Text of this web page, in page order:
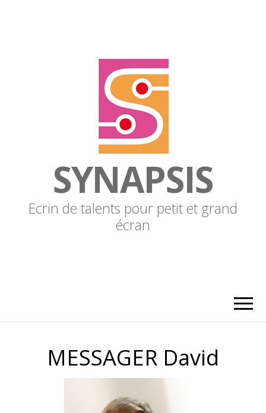
SYNAPSIS
Ecrin de talents pour petit et grand
écran
MESSAGER David